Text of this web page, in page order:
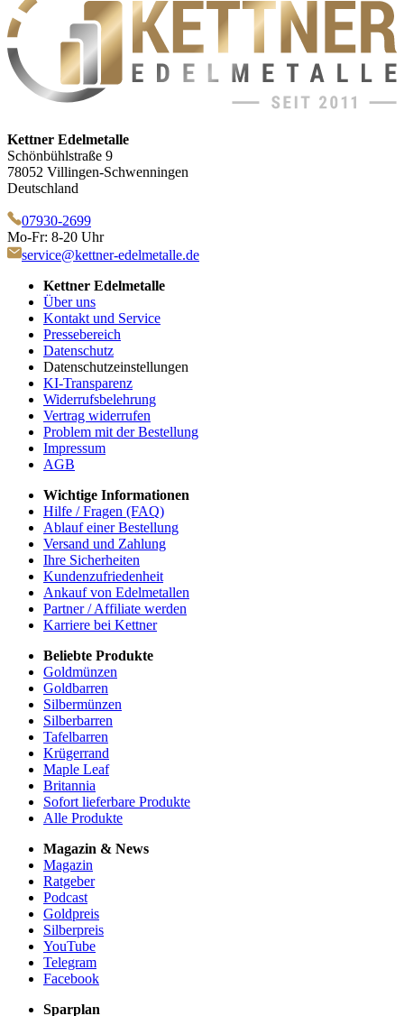
Kettner Edelmetalle
Schönbühlstraße 9
78052 Villingen-Schwenningen
Deutschland
07930-2699
Mo-Fr: 8-20 Uhr
service@kettner-edelmetalle.de
Kettner Edelmetalle
Über uns
Kontakt und Service
Pressebereich
Datenschutz
Datenschutzeinstellungen
KI-Transparenz
Widerrufsbelehrung
Vertrag widerrufen
Problem mit der Bestellung
Impressum
AGB
Wichtige Informationen
Hilfe / Fragen (FAQ)
Ablauf einer Bestellung
Versand und Zahlung
Ihre Sicherheiten
Kundenzufriedenheit
Ankauf von Edelmetallen
Partner / Affiliate werden
Karriere bei Kettner
Beliebte Produkte
Goldmünzen
Goldbarren
Silbermünzen
Silberbarren
Tafelbarren
Krügerrand
Maple Leaf
Britannia
Sofort lieferbare Produkte
Alle Produkte
Magazin & News
Magazin
Ratgeber
Podcast
Goldpreis
Silberpreis
YouTube
Telegram
Facebook
Sparplan